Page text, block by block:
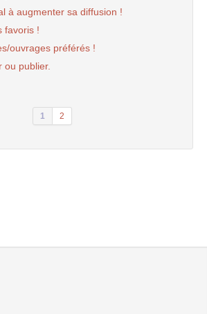
à augmenter sa diffusion !
favoris !
ouvrages préférés !
ou publier.
1 2